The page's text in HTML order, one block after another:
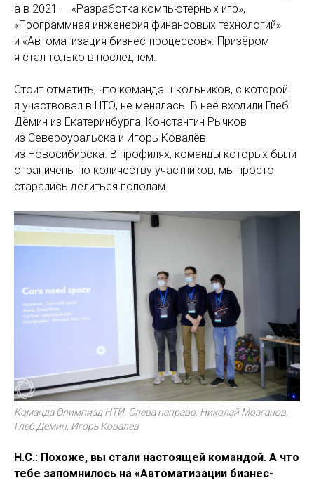
а в 2021 — «Разработка компьютерных игр»,
«Программная инженерия финансовых технологий»
и «Автоматизация бизнес-процессов». Призёром
я стал только в последнем.
Стоит отметить, что команда школьников, с которой
я участвовал в НТО, не менялась. В неё входили Глеб
Дёмин из Екатеринбурга, Константин Рычков
из Североуральска и Игорь Ковалёв
из Новосибирска. В профилях, команды которых были
ограничены по количеству участников, мы просто
старались делиться пополам.
Команда Олимпиад НТИ. Слева направо: Николай Мозганов,
Глеб Демин, Игорь Ковалев
Н.С.: Похоже, вы стали настоящей командой. А что
тебе запомнилось на «Автоматизации бизнес-